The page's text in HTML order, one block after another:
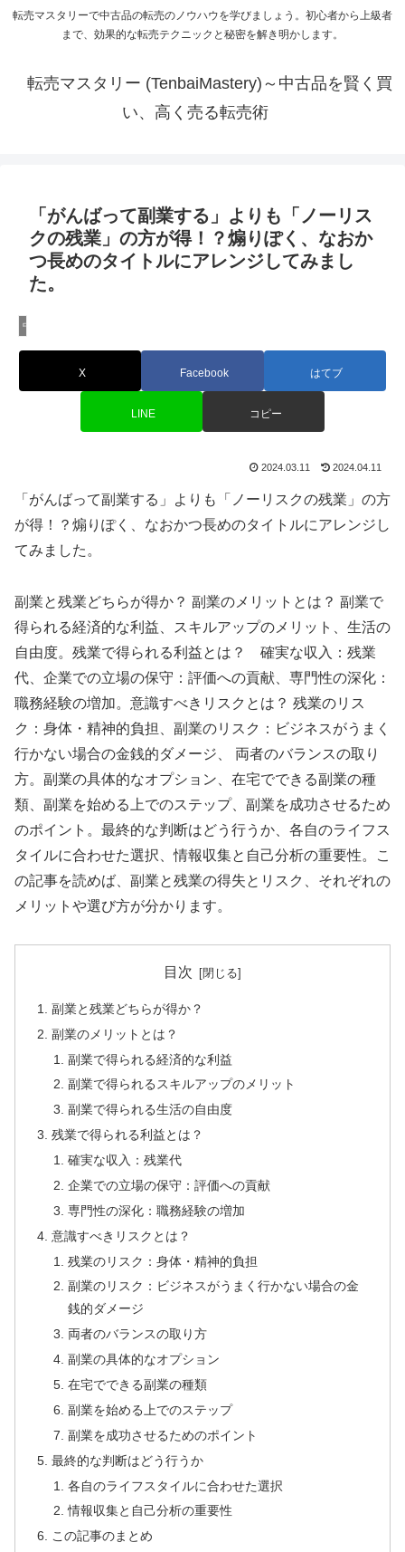
転売マスタリーで中古品の転売のノウハウを学びましょう。初心者から上級者
まで、効果的な転売テクニックと秘密を解き明かします。
転売マスタリー (TenbaiMastery)～中古品を賢く買
い、高く売る転売術
「がんばって副業する」よりも「ノーリス
クの残業」の方が得！？煽りぽく、なおか
つ長めのタイトルにアレンジしてみまし
た。
中国輸入のノウハウ
X Facebook はてブ
LINE コピー
2024.03.11 2024.04.11
「がんばって副業する」よりも「ノーリスクの残業」の方
が得！？煽りぽく、なおかつ長めのタイトルにアレンジし
てみました。
副業と残業どちらが得か？ 副業のメリットとは？ 副業で
得られる経済的な利益、スキルアップのメリット、生活の
自由度。残業で得られる利益とは？ 確実な収入：残業
代、企業での立場の保守：評価への貢献、専門性の深化：
職務経験の増加。意識すべきリスクとは？ 残業のリス
ク：身体・精神的負担、副業のリスク：ビジネスがうまく
行かない場合の金銭的ダメージ、 両者のバランスの取り
方。副業の具体的なオプション、在宅でできる副業の種
類、副業を始める上でのステップ、副業を成功させるため
のポイント。最終的な判断はどう行うか、各自のライフス
タイルに合わせた選択、情報収集と自己分析の重要性。こ
の記事を読めば、副業と残業の得失とリスク、それぞれの
メリットや選び方が分かります。
目次
副業と残業どちらが得か？
副業のメリットとは？
副業で得られる経済的な利益
副業で得られるスキルアップのメリット
副業で得られる生活の自由度
残業で得られる利益とは？
確実な収入：残業代
企業での立場の保守：評価への貢献
専門性の深化：職務経験の増加
意識すべきリスクとは？
残業のリスク：身体・精神的負担
副業のリスク：ビジネスがうまく行かない場合の金
銭的ダメージ
両者のバランスの取り方
副業の具体的なオプション
在宅でできる副業の種類
副業を始める上でのステップ
副業を成功させるためのポイント
最終的な判断はどう行うか
各自のライフスタイルに合わせた選択
情報収集と自己分析の重要性
この記事のまとめ